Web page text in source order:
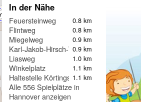
In der Nähe
Feuersteinweg 0.8 km
Flintweg 0.8 km
Miegelweg 0.9 km
Karl-Jakob-Hirsch-Weg0.9 km
Liasweg 1.0 km
Winkelplatz 1.1 km
Haltestelle Körtingsdorfer Weg
1.1 km
Alle 556 Spielplätze in
Hannover anzeigen